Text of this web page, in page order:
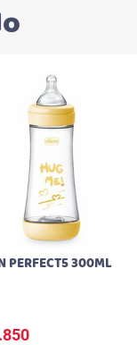
PERFECT5 300ML